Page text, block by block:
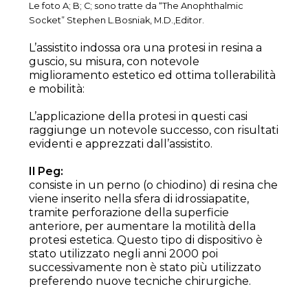
Le foto A; B; C; sono tratte da “The Anophthalmic
Socket” Stephen L.Bosniak, M.D.,Editor.
L’assistito indossa ora una protesi in resina a
guscio, su misura, con notevole
miglioramento estetico ed ottima tollerabilità
e mobilità:
L’applicazione della protesi in questi casi
raggiunge un notevole successo, con risultati
evidenti e apprezzati dall’assistito.
Il Peg:
consiste in un perno (o chiodino) di resina che
viene inserito nella sfera di idrossiapatite,
tramite perforazione della superficie
anteriore, per aumentare la motilità della
protesi estetica. Questo tipo di dispositivo è
stato utilizzato negli anni 2000 poi
successivamente non è stato più utilizzato
preferendo nuove tecniche chirurgiche.